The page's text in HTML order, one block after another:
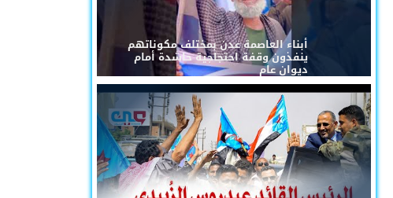
أبناء العاصمة عدن بمختلف مكوناتهم
ينفذون وقفة احتجاجية حاشدة أمام
ديوان عام